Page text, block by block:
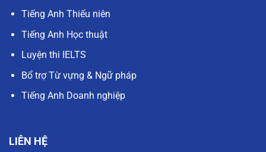
Tiếng Anh Thiếu niên
Tiếng Anh Học thuật
Luyện thi IELTS
Bổ trợ Từ vựng & Ngữ pháp
Tiếng Anh Doanh nghiệp
LIÊN HỆ